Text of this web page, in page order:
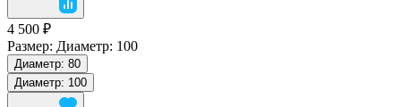
4 500 ₽
Размер: Диаметр: 100
Диаметр: 80
Диаметр: 100